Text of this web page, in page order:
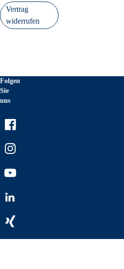
Vertrag
widerrufen
Folgen
Sie
uns
Youtube